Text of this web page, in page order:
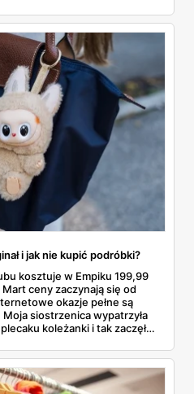
Polsce: kortów przybywa
szybciej. Sprawdziłam, co
i komu taka rakieta
i jak nie kupić podróbki?
kosztuje w Empiku 199,99
ceny zaczynają się od
okazje pełne są
siostrzenica wypatrzyła
koleżanki i tak zaczęło
sprzedawca nie wciska nam
czego się dowiedziałam —
za chwilę.